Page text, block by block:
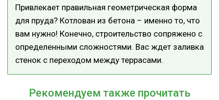
Привлекает правильная геометрическая форма
для пруда? Котлован из бетона – именно то, что
вам нужно! Конечно, строительство сопряжено с
определенными сложностями. Вас ждет заливка
стенок с переходом между террасами.
Рекомендуем также прочитать